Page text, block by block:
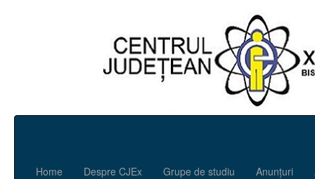
Home Despre CJEx Grupe de studiu Anunțuri